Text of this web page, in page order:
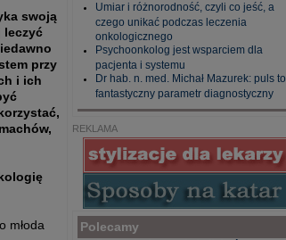
swoją
leczyć
przy
i ich
młoda
Umiar i różnorodność, czyli co jeść, a
czego unikać podczas leczenia
onkologicznego
Psychoonkolog jest wsparciem dla
pacjenta i systemu
Dr hab. n. med. Michał Mazurek: puls to
fantastyczny parametr diagnostyczny
REKLAMA
Polecamy